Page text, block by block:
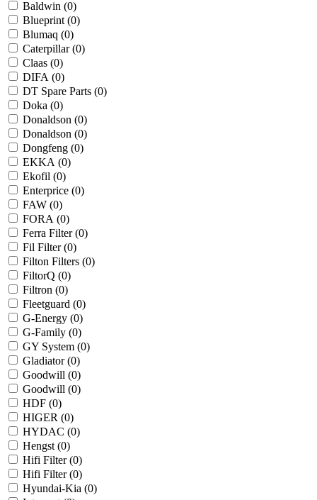
Baldwin (0)
Blueprint (0)
Blumaq (0)
Caterpillar (0)
Claas (0)
DIFA (0)
DT Spare Parts (0)
Doka (0)
Donaldson (0)
Donaldson (0)
Dongfeng (0)
EKKA (0)
Ekofil (0)
Enterprice (0)
FAW (0)
FORA (0)
Ferra Filter (0)
Fil Filter (0)
Filton Filters (0)
FiltorQ (0)
Filtron (0)
Fleetguard (0)
G-Energy (0)
G-Family (0)
GY System (0)
Gladiator (0)
Goodwill (0)
Goodwill (0)
HDF (0)
HIGER (0)
HYDAC (0)
Hengst (0)
Hifi Filter (0)
Hifi Filter (0)
Hyundai-Kia (0)